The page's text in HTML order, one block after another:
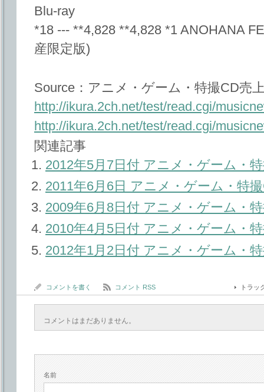
Blu-ray
*18 --- **4,828 **4,828 *1 ANOHANA
産限定版)
Source：アニメ・ゲーム・特撮CD売
http://ikura.2ch.net/test/read.cgi/
http://ikura.2ch.net/test/read.cgi/
関連記事
2012年5月7日付 アニメ・ゲーム・
2011年6月6日 アニメ・ゲーム・特
2009年6月8日付 アニメ・ゲーム・
2010年4月5日付 アニメ・ゲーム・
2012年1月2日付 アニメ・ゲーム・
コメントを書く コメント RSS トラ
コメントはまだありません。
名前